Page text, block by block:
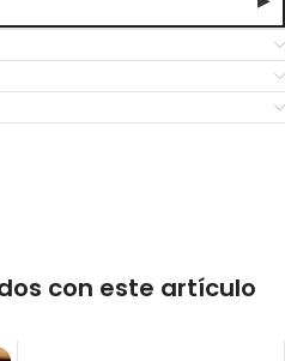
con este artículo